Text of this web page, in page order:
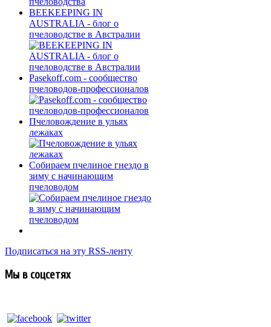
BEEKEEPING IN
AUSTRALIA - блог о
пчеловодстве в Австралии
Pasekoff.com - сообщество
пчеловодов-профессионалов
Пчеловождение в ульях
лежаках
Собираем пчелиное гнездо в
зиму с начинающим
пчеловодом
Подписаться на эту RSS-ленту
Мы в соцсетях